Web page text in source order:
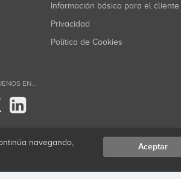
Información básica para el cliente
Privacidad
Política de Cookies
EN...
navegando,
Aceptar